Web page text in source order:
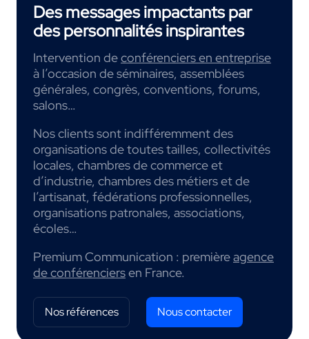
Des messages impactants par
des personnalités inspirantes
Intervention deconférenciers en entreprise
à l’occasion de séminaires, assemblées
générales, congrès, conventions, forums,
salons…
Nos clients sont indifféremment des
organisations de toutes tailles, collectivités
locales, chambres de commerce et
d’industrie, chambres des métiers et de
l’artisanat, fédérations professionnelles,
organisations patronales, associations,
écoles…
Premium Communication : premièreagence
de conférenciersen France.
Nos références Nous contacter